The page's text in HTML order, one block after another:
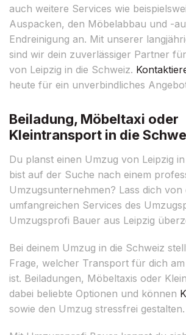
auch weitere Services wie
Auspacken, den Möbelabbau und -
Endreinigung an. Mit unserer
sind wir dein zuverlässiger Partner
von Leipzig in die Schweiz.
heute für ein unverbindliches
Beiladung, Möbeltaxi oder
Kleintransport in die
Du planst einen Umzug von Leipzig
bist auf der Suche nach einem
Umzugsunternehmen? Lass dich von
umfangreichen Services des
Umzugsprofi Bauer aus Leipzig
Bei deinem Umzug in die Schweiz
Frage, welcher Transport für dich
ist. Beiladungen, Möbeltaxis oder
dabei beliebte Optionen und können
sowie den Umzug stressfrei gestalten.